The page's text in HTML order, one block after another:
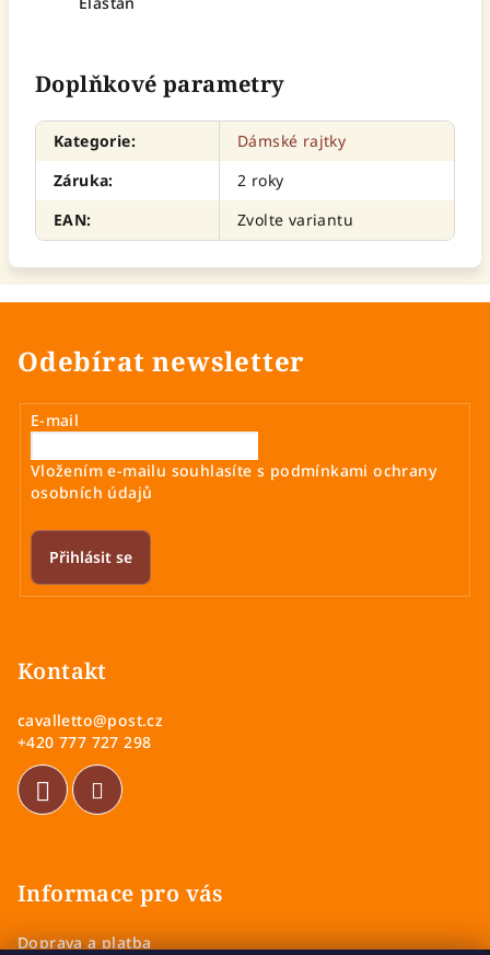
Doplňkové parametry
Kategorie:
Dámské rajtky
Záruka:
2 roky
EAN: Zvolte variantu
Odebírat newsletter
E-mail
Vložením e-mailu souhlasíte s podmínkami ochrany
osobních údajů
Přihlásit se
Kontakt
cavalletto@post.cz
+420 777 727 298
Informace pro vás
Doprava a platba